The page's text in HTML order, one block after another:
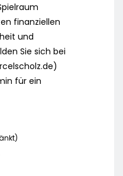
finanziellen
und
Sie sich bei
für ein